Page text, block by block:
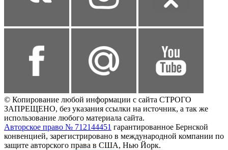
© Копирование любой информации с сайта СТРОГО
ЗАПРЕЩЕНО, без указания ссылки на источник, а так же
использование любого материала сайта.
Авторское право № 712144451 гарантированное Бернской
конвенцией, зарегистрировано в международной компании по
защите авторского права в США, Нью Йорк.